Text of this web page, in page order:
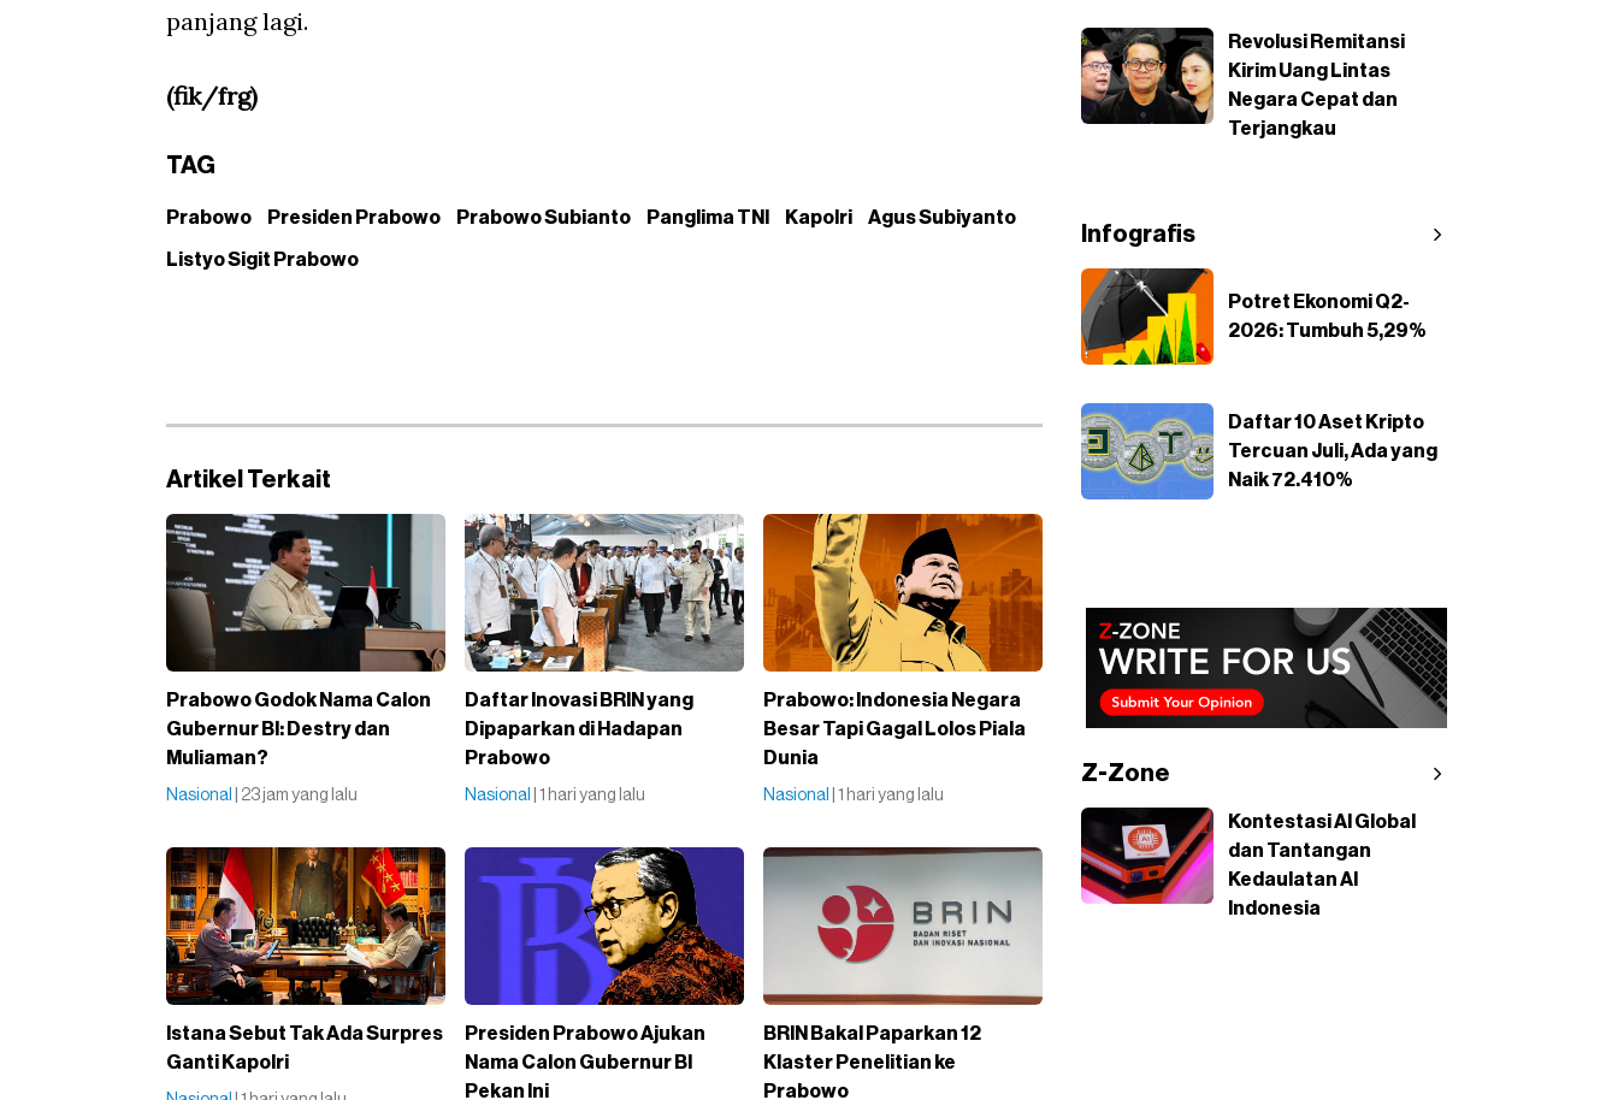
panjang lagi.
(fik/frg)
TAG
Prabowo Presiden Prabowo Prabowo Subianto Panglima TNI Kapolri Agus Subiyanto
Listyo Sigit Prabowo
Artikel Terkait
Prabowo Godok Nama Calon
Gubernur BI: Destry dan
Muliaman?
Nasional | 23 jam yang lalu
Daftar Inovasi BRIN yang
Dipaparkan di Hadapan
Prabowo
Nasional | 1 hari yang lalu
Prabowo: Indonesia Negara
Besar Tapi Gagal Lolos Piala
Dunia
Nasional | 1 hari yang lalu
Istana Sebut Tak Ada Surpres
Ganti Kapolri
Presiden Prabowo Ajukan
Nama Calon Gubernur BI
Pekan Ini
BRIN Bakal Paparkan 12
Klaster Penelitian ke
Prabowo
Revolusi Remitansi
Kirim Uang Lintas
Negara Cepat dan
Terjangkau
Infografis
Potret Ekonomi Q2-
2026: Tumbuh 5,29%
Daftar 10 Aset Kripto
Tercuan Juli, Ada yang
Naik 72.410%
Z-Zone
Kontestasi AI Global
dan Tantangan
Kedaulatan AI
Indonesia